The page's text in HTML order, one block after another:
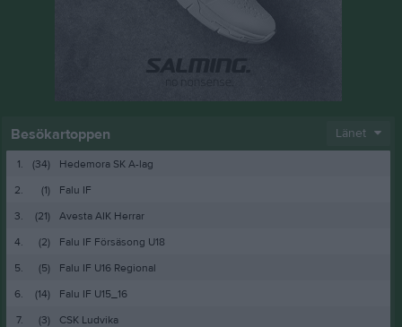
Besökartoppen Länet
1. (34)
Hedemora SK A-lag
2.
(1)
Falu IF
3.
(21)
Avesta AIK Herrar
4.
(2)
Falu IF Försäsong U18
5.
(5)
Falu IF U16 Regional
6.
(14)
Falu IF U15_16
7.
(3) CSK Ludvika